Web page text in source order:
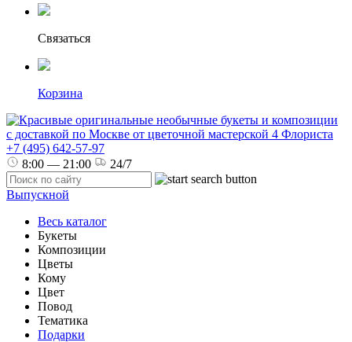
Связаться
Корзина
+7 (495) 642-57-97
8:00 — 21:00
24/7
Выпускной
Весь каталог
Букеты
Композиции
Цветы
Кому
Цвет
Повод
Тематика
Подарки